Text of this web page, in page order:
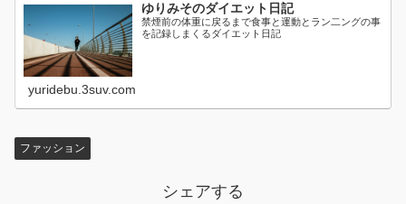
ゆりみそのダイエット日記
禁煙前の体重に戻るまで食事と運動とラン二ングの事
を記録しまくるダイエット日記
yuridebu.3suv.com
ファッション
シェアする